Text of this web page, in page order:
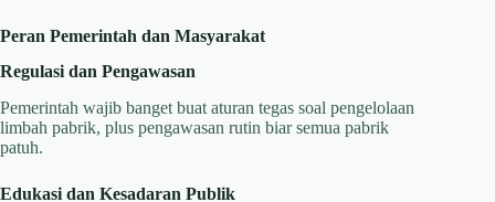
Peran Pemerintah dan Masyarakat
Regulasi dan Pengawasan
Pemerintah wajib banget buat aturan tegas soal pengelolaan
limbah pabrik, plus pengawasan rutin biar semua pabrik
patuh.
Edukasi dan Kesadaran Publik